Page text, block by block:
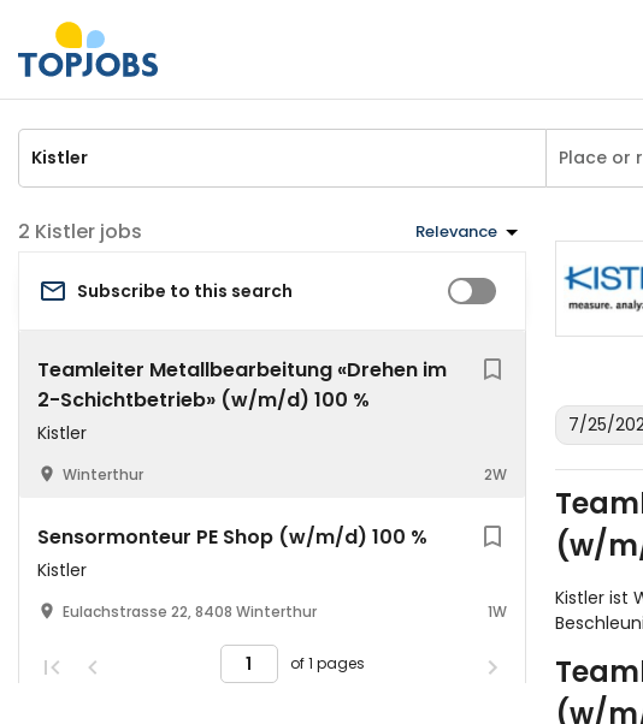
Kistler jobs Relevance
Subscribe to this search
Teamleiter Metallbearbeitung «Drehen im
2-Schichtbetrieb» (w/m/d) 100 %
Kistler
Winterthur 2W
Sensormonteur PE Shop (w/m/d) 100 %
Kistler
Eulachstrasse 22, 8408 Winterthur 1W
of 1 pages
7/25/
(w/
Kistler ist
(w/